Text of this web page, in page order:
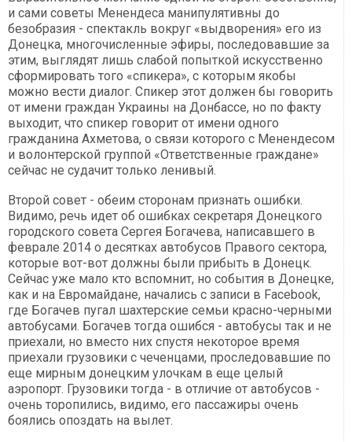
и сами советы Менендеса манипулятивны до
безобразия - спектакль вокруг «выдворения» его из
Донецка, многочисленные эфиры, последовавшие за
этим, выглядят лишь слабой попыткой искусственно
сформировать того «спикера», с которым якобы
можно вести диалог. Спикер этот должен бы говорить
от имени граждан Украины на Донбассе, но по факту
выходит, что спикер говорит от имени одного
гражданина Ахметова, о связи которого с Менендесом
и волонтерской группой «Ответственные граждане»
сейчас не судачит только ленивый.
Второй совет - обеим сторонам признать ошибки.
Видимо, речь идет об ошибках секретаря Донецкого
городского совета Сергея Богачева, написавшего в
феврале 2014 о десятках автобусов Правого сектора,
которые вот-вот должны были прибыть в Донецк.
Сейчас уже мало кто вспомнит, но события в Донецке,
как и на Евромайдане, начались с записи в Facebook,
где Богачев пугал шахтерские семьи красно-черными
автобусами. Богачев тогда ошибся - автобусы так и не
приехали, но вместо них спустя некоторое время
приехали грузовики с чеченцами, проследовавшие по
еще мирным донецким улочкам в еще целый
аэропорт. Грузовики тогда - в отличие от автобусов -
очень торопились, видимо, его пассажиры очень
боялись опоздать на вылет.